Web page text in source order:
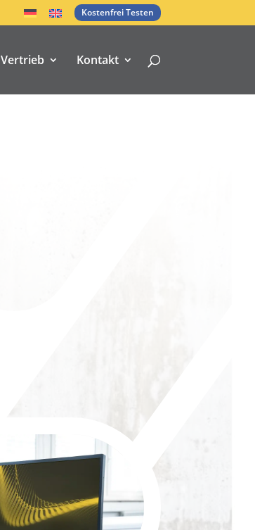
Kostenfrei Testen
Vertrieb Kontakt